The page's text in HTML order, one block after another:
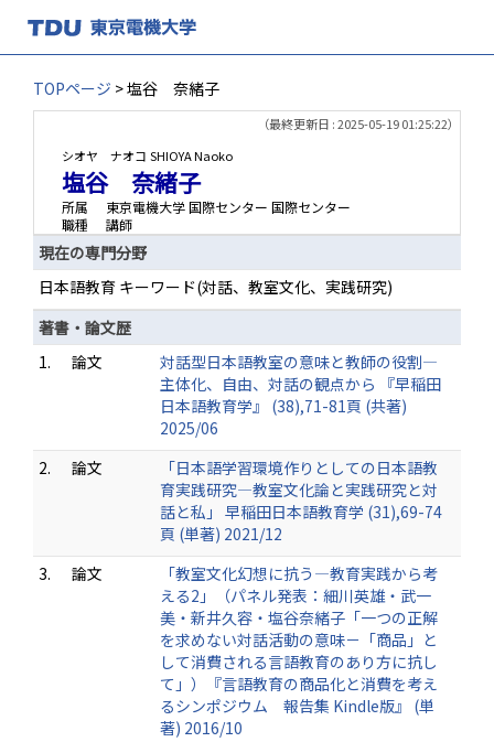
TOPページ > 塩谷 奈緒子
（最終更新日 : 2025-05-19 01:25:22）
シオヤ ナオコ SHIOYA Naoko
塩谷 奈緒子
所属
東京電機大学 国際センター 国際センター
職種
講師
現在の専門分野
日本語教育 キーワード(対話、教室文化、実践研究)
著書・論文歴
1.
論文
対話型日本語教室の意味と教師の役割―
主体化、自由、対話の観点から 『早稲田
日本語教育学』 (38),71-81頁 (共著)
2025/06
2.
論文
「日本語学習環境作りとしての日本語教
育実践研究―教室文化論と実践研究と対
話と私」 早稲田日本語教育学 (31),69-74
頁 (単著) 2021/12
3.
論文
「教室文化幻想に抗う―教育実践から考
える2」（パネル発表：細川英雄・武一
美・新井久容・塩谷奈緒子「一つの正解
を求めない対話活動の意味－「商品」と
して消費される言語教育のあり方に抗し
て」）『言語教育の商品化と消費を考え
るシンポジウム 報告集 Kindle版』 (単
著) 2016/10